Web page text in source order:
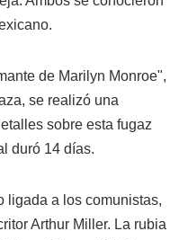
de Marilyn Monroe",
se realizó una
sobre esta fugaz
duró 14 días.
ligada a los comunistas,
Arthur Miller. La rubia